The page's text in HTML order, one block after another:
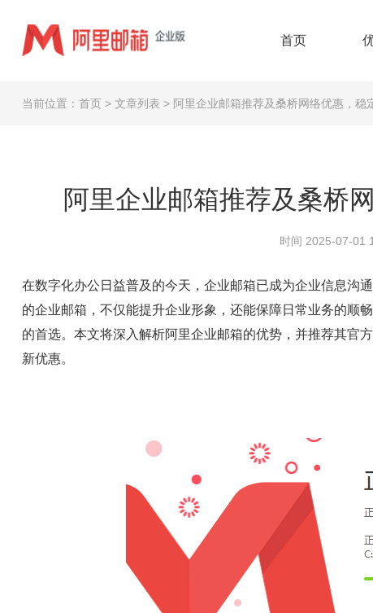
首页
当前位置： 首页> 文章列表 > 阿里企业邮箱推荐及桑桥网络优惠，稳
阿里企业邮箱推荐及桑桥
时间 2025-07-01
在数字化办公日益普及的今天，企业邮箱已成为企业信息沟
的企业邮箱，不仅能提升企业形象，还能保障日常业务的顺
的首选。本文将深入解析阿里企业邮箱的优势，并推荐其官
新优惠。